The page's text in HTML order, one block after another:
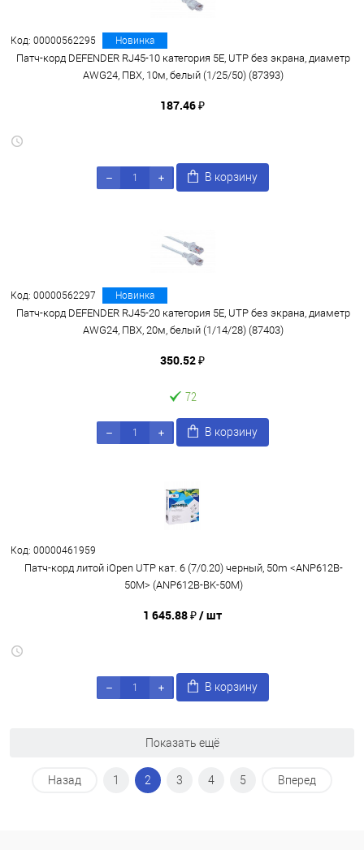
Код: 00000562295 Новинка
Патч-корд DEFENDER RJ45-10 категория 5E, UTP без экрана, диаметр
AWG24, ПВХ, 10м, белый (1/25/50) (87393)
187.46 ₽
В корзину
Код: 00000562297 Новинка
Патч-корд DEFENDER RJ45-20 категория 5E, UTP без экрана, диаметр
AWG24, ПВХ, 20м, белый (1/14/28) (87403)
350.52 ₽
72
В корзину
Код: 00000461959
Патч-корд литой iOpen UTP кат. 6 (7/0.20) черный, 50m <ANP612B-
50M> (ANP612B-BK-50M)
1 645.88 ₽/ шт
В корзину
Показать ещё
Назад 1 2 3 4 5 Вперед